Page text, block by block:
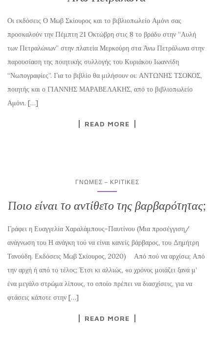
Οι εκδόσεις Ο Μωβ Σκίουρος και το βιβλιοπωλείο Αμόνι σας
προσκαλούν την Πέμπτη 21 Οκτώβρη στις 8 το βράδυ στην “Αυλή
των Πετραλώνων” στην πλατεία Μερκούρη στα Άνω Πετράλωνα στην
παρουσίαση της ποιητικής συλλογής του Κυριάκου Ιωαννίδη
“Νωπογραφίες”. Για το βιβλίο θα μιλήσουν οι: ΑΝΤΩΝΗΣ ΤΣΟΚΟΣ,
ποιητής και ο ΓΙΑΝΝΗΣ ΜΑΡΑΒΕΛΑΚΗΣ, από το βιβλιοπωλείο
Αμόνι. […]
READ MORE
ΓΝΏΜΕΣ – ΚΡΙΤΙΚΈΣ
Ποιο είναι το αντίθετο της βαρβαρότητας;
Γράφει η Ευαγγελία Χαραλάμπους-Παυτίνου (Μια προσέγγιση/
ανάγνωση του Η ανάγκη τού να είναι κανείς βάρβαρος, του Δημήτρη
Τανούδη. Εκδόσεις Μωβ Σκίουρος, 2020) Από πού να αρχίσω; Από
την αρχή ή από το τέλος; Έτσι κι αλλιώς, «ο χρόνος μοιάζει ξανά μ’
ένα μεγάλο στρώμα λίπους, το οποίο πρέπει να διασχίσεις, για να
φτάσεις κάποτε στην […]
READ MORE